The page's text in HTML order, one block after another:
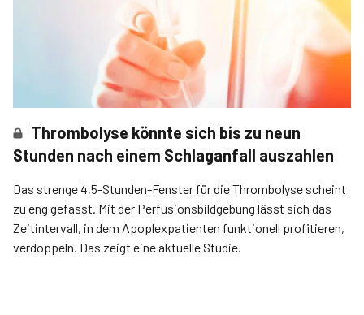
Thrombolyse könnte sich bis zu neun
Stunden nach einem Schlaganfall auszahlen
Das strenge 4,5-Stunden-Fenster für die Thrombolyse scheint
zu eng gefasst. Mit der Perfusionsbildgebung lässt sich das
Zeitintervall, in dem Apoplexpatienten funktionell profitieren,
verdoppeln. Das zeigt eine aktuelle Studie.